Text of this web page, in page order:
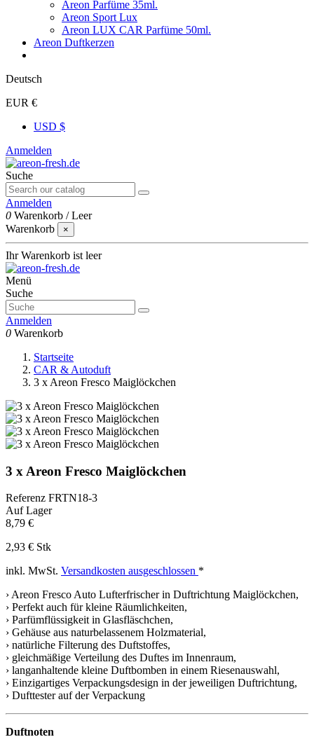
Areon Parfüme 35ml.
Areon Sport Lux
Areon LUX CAR Parfüme 50ml.
Areon Duftkerzen
Deutsch
EUR €
USD $
Anmelden
Suche
Anmelden
0 Warenkorb /Leer
Warenkorb
×
Ihr Warenkorb ist leer
Menü
Suche
Anmelden
0 Warenkorb
Startseite
CAR & Autoduft
3 x Areon Fresco Maiglöckchen
3 x Areon Fresco Maiglöckchen
Referenz FRTN18-3
Auf Lager
8,79 €
2,93 € Stk
inkl. MwSt. Versandkosten ausgeschlossen *
› Areon Fresco Auto Lufterfrischer in Duftrichtung Maiglöckchen,
› Perfekt auch für kleine Räumlichkeiten,
› Parfümflüssigkeit in Glasfläschchen,
› Gehäuse aus naturbelassenem Holzmaterial,
› natürliche Filterung des Duftstoffes,
› gleichmäßige Verteilung des Duftes im Innenraum,
› langanhaltende kleine Duftbomben in einem Riesenauswahl,
› Einzigartiges Verpackungsdesign in der jeweiligen Duftrichtung,
› Dufttester auf der Verpackung
Duftnoten